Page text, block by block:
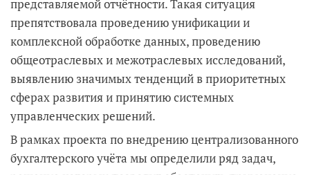
представляемой отчётности. Такая ситуация
препятствовала проведению унификации и
комплексной обработке данных, проведению
общеотраслевых и межотраслевых исследований,
выявлению значимых тенденций в приоритетных
сферах развития и принятию системных
управленческих решений.
В рамках проекта по внедрению централизованного
бухгалтерского учёта мы определили ряд задач,